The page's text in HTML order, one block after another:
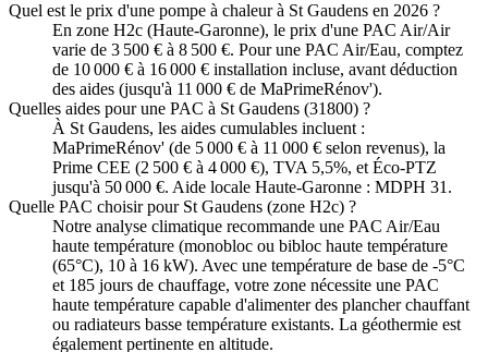
Quel est le prix d'une pompe à chaleur à St Gaudens en 2026 ?
En zone H2c (Haute-Garonne), le prix d'une PAC Air/Air
varie de 3 500 € à 8 500 €. Pour une PAC Air/Eau, comptez
de 10 000 € à 16 000 € installation incluse, avant déduction
des aides (jusqu'à 11 000 € de MaPrimeRénov').
Quelles aides pour une PAC à St Gaudens (31800) ?
À St Gaudens, les aides cumulables incluent :
MaPrimeRénov' (de 5 000 € à 11 000 € selon revenus), la
Prime CEE (2 500 € à 4 000 €), TVA 5,5%, et Éco-PTZ
jusqu'à 50 000 €. Aide locale Haute-Garonne : MDPH 31.
Quelle PAC choisir pour St Gaudens (zone H2c) ?
Notre analyse climatique recommande une PAC Air/Eau
haute température (monobloc ou bibloc haute température
(65°C), 10 à 16 kW). Avec une température de base de -5°C
et 185 jours de chauffage, votre zone nécessite une PAC
haute température capable d'alimenter des plancher chauffant
ou radiateurs basse température existants. La géothermie est
également pertinente en altitude.